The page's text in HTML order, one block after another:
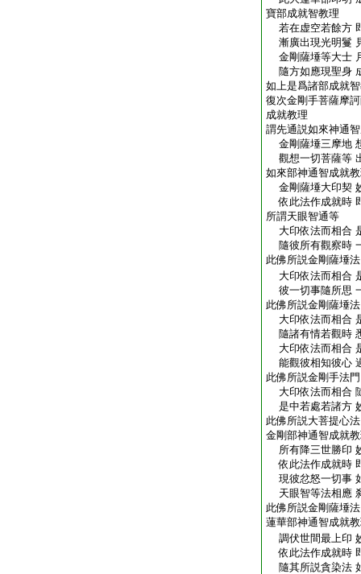
寶部成就智教理
若在虚空若餘方
漸廣出現光明鬘
金剛薩埵等大士
隨方如應現聖身
如上是爲諸部成就
復次金剛手菩薩摩
成就教理
謂先通説如來神通
金剛薩埵三摩地
觀想一切菩薩等
如來部神通智成就
金剛薩埵大印契
依此法作成就時
所謂天眼智通等
大印依法而相合
隨彼所有觀察時
此佛所説金剛薩埵
大印依法而相合
彼一切事隨所思
此佛所説金剛薩埵
大印依法而相合
隨諸有情若觀時
大印依法而相合
能觀彼相知彼心
此佛所説金剛手法門
大印依法而相合
是中若處若諸方
此佛所説大菩提心
金剛部神通智成就
所有降三世勝印
依此法作成就時
現彼忿怒一切事
天眼智等法相應
此佛所説金剛薩埵
蓮華部神通智成就
調伏世間最上印
依此法作成就時
隨其所説貪染法